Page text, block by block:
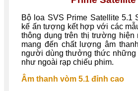
Bộ loa SVS Prime Satellite 5.1
kế ấn tượng kết hợp với các
thông dụng trên thị trường hiện
mang đến chất lượng âm
người dùng thưởng thức những
như ngoài rạp chiếu phim.
Âm thanh vòm 5.1 đỉnh cao